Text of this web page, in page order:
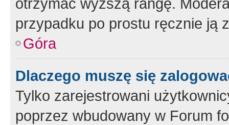
przypadku po prostu ręcznie ją
Góra
Dlaczego muszę się
Tylko zarejestrowani
poprzez wbudowany w Forum